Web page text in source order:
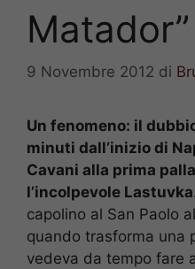
Matador”
9 Novembre 2012 di
Un fenomeno: il
minuti dall’inizio di
Cavani alla prima
l’incolpevole Lastuvka
capolino al San Paolo
quando trasforma una
vedeva da tempo fare